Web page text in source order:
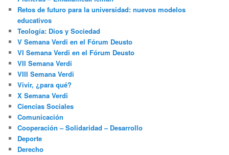
Retos de futuro para la universidad: nuevos modelos
educativos
Teología: Dios y Sociedad
V Semana Verdi en el Fórum Deusto
VI Semana Verdi en el Fórum Deusto
VII Semana Verdi
VIII Semana Verdi
Vivir, ¿para qué?
X Semana Verdi
Ciencias Sociales
Comunicación
Cooperación – Solidaridad – Desarrollo
Deporte
Derecho